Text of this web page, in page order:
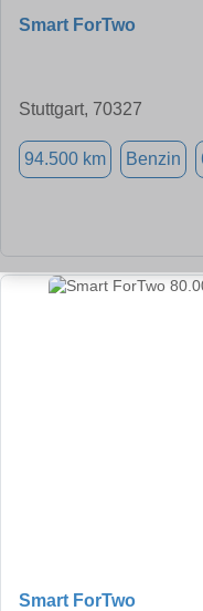
Smart ForTwo
Stuttgart, 70327
94.500 km Benzin
Smart ForTwo